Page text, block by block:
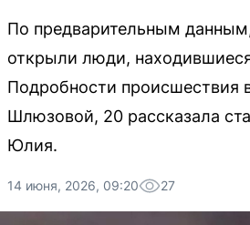
По предварительным
открыли люди,
Подробности происшествия
Шлюзовой, 20 рассказала
Юлия.
14 июня, 2026, 09:20 27